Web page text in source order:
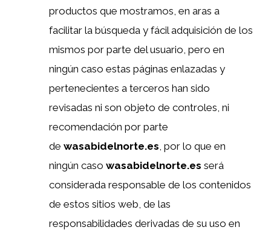
productos que mostramos, en aras a
facilitar la búsqueda y fácil adquisición de los
mismos por parte del usuario, pero en
ningún caso estas páginas enlazadas y
pertenecientes a terceros han sido
revisadas ni son objeto de controles, ni
recomendación por parte
de wasabidelnorte.es , por lo que en
ningún caso wasabidelnorte.es será
considerada responsable de los contenidos
de estos sitios web, de las
responsabilidades derivadas de su uso en